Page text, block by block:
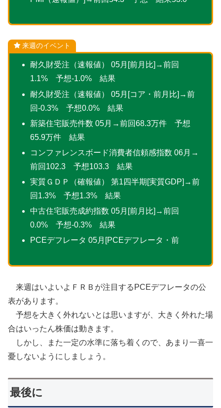
来週のイベント
耐久財受注（速報値） 05月[前月比]→前回
1.1% 予想-1.0% 結果
耐久財受注（速報値） 05月[コア・前月比]→前
回-0.3% 予想0.0% 結果
新築住宅販売件数 05月→前回68.3万件 予想
65.9万件 結果
コンファレンスボード消費者信頼感指数 06月→
前回102.3 予想103.3 結果
実質ＧＤＰ（確報値） 第1四半期[実質GDP]→前
回1.3% 予想1.3% 結果
中古住宅販売成約指数 05月[前月比]→前回
0.0% 予想-0.3% 結果
PCEデフレータ 05月[PCEデフレータ・前
来週はいよいよＦＲＢが注目するPCEデフレータの公
表があります。
予想を大きく外れないとは思いますが、大きく外れた場
合はいったん株価は動きます。
しかし、また一定の水準に落ち着くので、あまり一喜一
憂しないようにしましょう。
最後に